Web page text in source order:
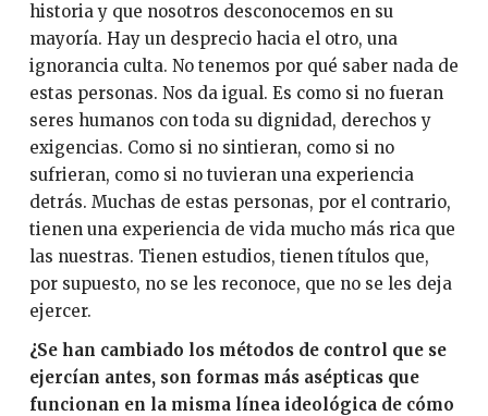
historia y que nosotros desconocemos en su
mayoría. Hay un desprecio hacia el otro, una
ignorancia culta. No tenemos por qué saber nada de
estas personas. Nos da igual. Es como si no fueran
seres humanos con toda su dignidad, derechos y
exigencias. Como si no sintieran, como si no
sufrieran, como si no tuvieran una experiencia
detrás. Muchas de estas personas, por el contrario,
tienen una experiencia de vida mucho más rica que
las nuestras. Tienen estudios, tienen títulos que,
por supuesto, no se les reconoce, que no se les deja
ejercer.
¿Se han cambiado los métodos de control que se
ejercían antes, son formas más asépticas que
funcionan en la misma línea ideológica de cómo